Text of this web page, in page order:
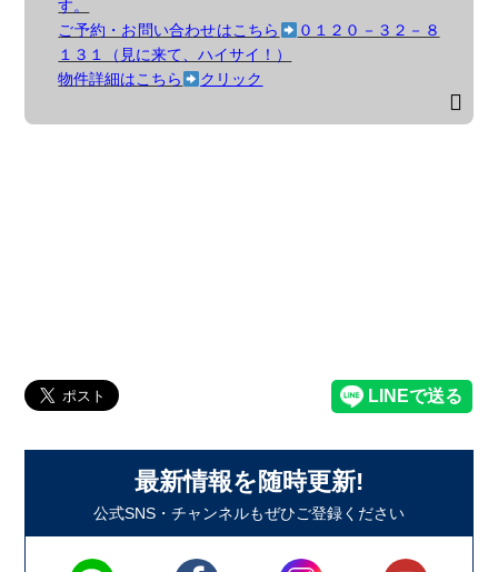
す。
ご予約・お問い合わせはこちら
０１２０－３２－８
１３１（見に来て、ハイサイ！）
物件詳細はこちら
クリック
最新情報を随時更新!
公式SNS・チャンネルもぜひご登録ください